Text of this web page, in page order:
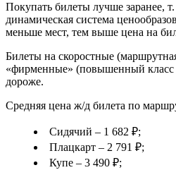
Покупать билеты лучше заранее,
динамическая система
меньше мест, тем выше цена на
Билеты на скоростные
«фирменные» (повышенный класс
дороже.
Средняя цена ж/д билета по
Сидячий – 1 682 ₽;
Плацкарт – 2 791 ₽;
Купе – 3 490 ₽;